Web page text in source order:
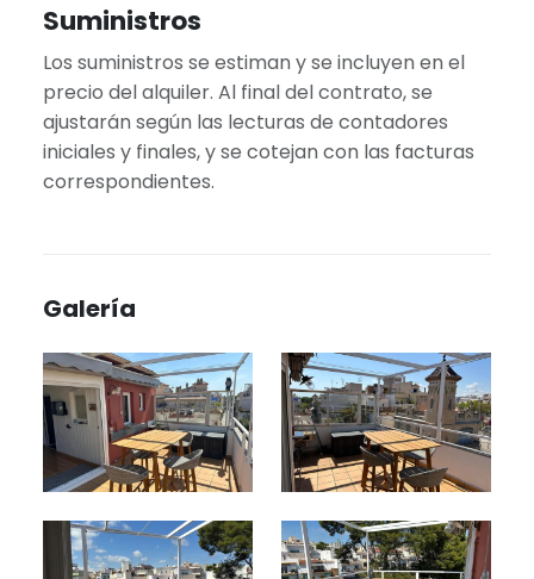
Suministros
Los suministros se estiman y se incluyen en el
precio del alquiler. Al final del contrato, se
ajustarán según las lecturas de contadores
iniciales y finales, y se cotejan con las facturas
correspondientes.
Galería